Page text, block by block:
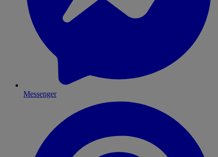
Messenger